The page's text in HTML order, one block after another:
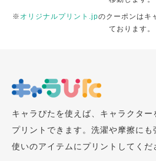
※ オリジナルプリント.jpのクーポンはキ
ております。
キャラぴたを使えば、キャラクター
プリントできます。洗濯や摩擦にも
使いのアイテムにプリントしてくだ